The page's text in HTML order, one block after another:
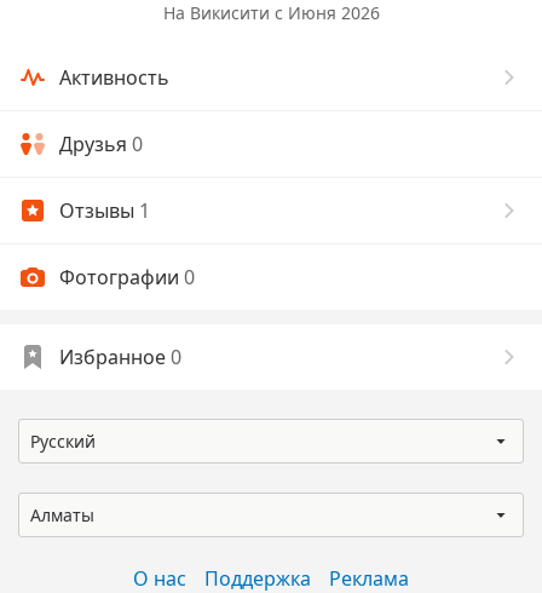
На Викисити c Июня 2026
Активность
Друзья 0
Отзывы 1
Фотографии 0
Избранное0
Русский
Алматы
О нас Поддержка Реклама